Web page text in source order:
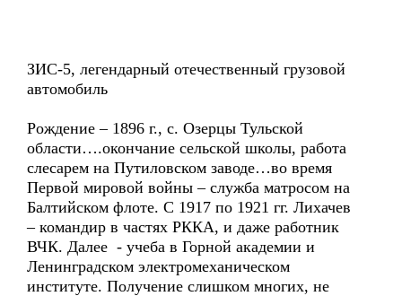
ЗИС-5, легендарный отечественный грузовой
автомобиль
Рождение – 1896 г., с. Озерцы Тульской
области….окончание сельской школы, работа
слесарем на Путиловском заводе…во время
Первой мировой войны – служба матросом на
Балтийском флоте. С 1917 по 1921 гг. Лихачев
– командир в частях РККА, и даже работник
ВЧК. Далее - учеба в Горной академии и
Ленинградском электромеханическом
институте. Получение слишком многих, не